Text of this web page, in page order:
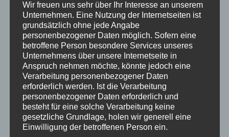
8. Verschiedenes
Sollte die Versammlung nicht beschlussfähig sein, so laden
wir vorsorglich mit gleichem Datum zur 2. Versammlung
(Wiederholungsversammlung) um 20.15 Uhr mit gleicher
Tagesordnung ein, welche dann ohne Rücksicht auf die
Anzahl der vertretenen Stimmen beschlussfähig ist.
Anträge der Mitglieder zur Tagesordnung (außer zu
Satzungsänderungen) sind spätestens eine Woche vor der
Mitgliederversammlung beim Vorstand schriftlich
Wir freuen uns sehr über Ihr Interesse an unserem
Unternehmen. Eine Nutzung der Internetseiten ist
grundsätzlich ohne jede Angabe
personenbezogener Daten möglich. Sofern eine
betroffene Person besondere Services unseres
Unternehmens über unsere Internetseite in
Anspruch nehmen möchte, könnte jedoch eine
Verarbeitung personenbezogener Daten
erforderlich werden. Ist die Verarbeitung
personenbezogener Daten erforderlich und
besteht für eine solche Verarbeitung keine
gesetzliche Grundlage, holen wir generell eine
Einwilligung der betroffenen Person ein.